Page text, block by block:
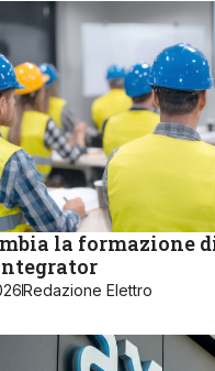
la formazione
Redazione Elettro